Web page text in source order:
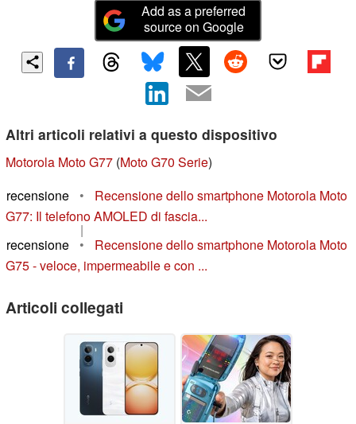
Add as a preferred
source on Google
Altri articoli relativi a questo dispositivo
Motorola Moto G77 (Moto G70 Serie)
recensione
•
Recensione dello smartphone Motorola Moto
G77: Il telefono AMOLED di fascia...
|
recensione
•
Recensione dello smartphone Motorola Moto
G75 - veloce, impermeabile e con ...
Articoli collegati